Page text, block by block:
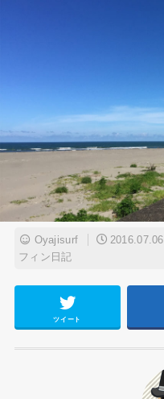
Oyajisurf 2016.07.06
フィン日記
ツイート